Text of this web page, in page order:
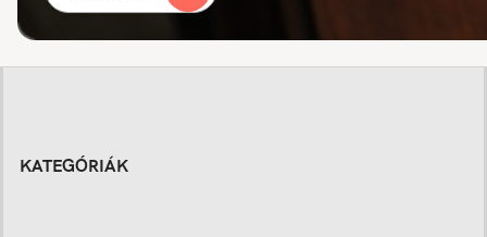
KATEGÓRIÁK